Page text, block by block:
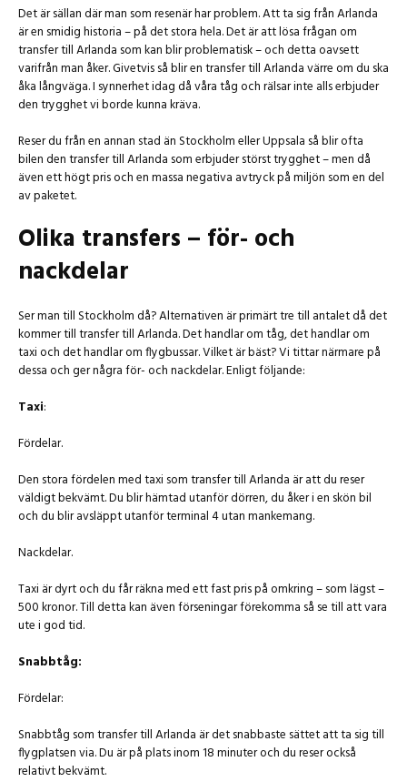
Det är sällan där man som resenär har problem. Att ta sig från Arlanda
är en smidig historia – på det stora hela. Det är att lösa frågan om
transfer till Arlanda som kan blir problematisk – och detta oavsett
varifrån man åker. Givetvis så blir en transfer till Arlanda värre om du ska
åka långväga. I synnerhet idag då våra tåg och rälsar inte alls erbjuder
den trygghet vi borde kunna kräva.
Reser du från en annan stad än Stockholm eller Uppsala så blir ofta
bilen den transfer till Arlanda som erbjuder störst trygghet – men då
även ett högt pris och en massa negativa avtryck på miljön som en del
av paketet.
Olika transfers – för- och
nackdelar
Ser man till Stockholm då? Alternativen är primärt tre till antalet då det
kommer till transfer till Arlanda. Det handlar om tåg, det handlar om
taxi och det handlar om flygbussar. Vilket är bäst? Vi tittar närmare på
dessa och ger några för- och nackdelar. Enligt följande:
Taxi:
Fördelar.
Den stora fördelen med taxi som transfer till Arlanda är att du reser
väldigt bekvämt. Du blir hämtad utanför dörren, du åker i en skön bil
och du blir avsläppt utanför terminal 4 utan mankemang.
Nackdelar.
Taxi är dyrt och du får räkna med ett fast pris på omkring – som lägst –
500 kronor. Till detta kan även förseningar förekomma så se till att vara
ute i god tid.
Snabbtåg:
Fördelar:
Snabbtåg som transfer till Arlanda är det snabbaste sättet att ta sig till
flygplatsen via. Du är på plats inom 18 minuter och du reser också
relativt bekvämt.